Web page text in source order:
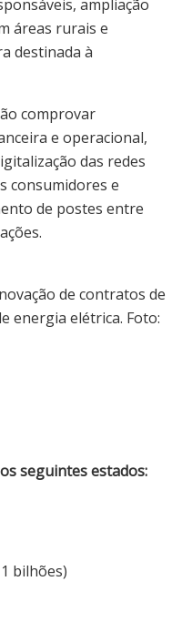
ampliação
áreas rurais e
destinada à
comprovar
e operacional,
das redes
consumidores e
de postes entre
seguintes estados:
bilhões)